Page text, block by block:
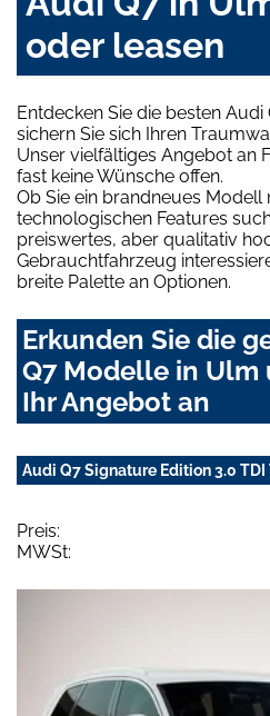
oder leasen
Entdecken Sie die besten
sichern Sie sich Ihren
Unser vielfältiges Angebot an
fast keine Wünsche offen.
Ob Sie ein brandneues Modell
technologischen Features
preiswertes, aber qualitativ
Gebrauchtfahrzeug
breite Palette an Optionen.
Erkunden Sie die
Q7 Modelle in Ulm
Ihr Angebot an
Audi Q7 Signature Edition 3.0
Preis:
MWSt: